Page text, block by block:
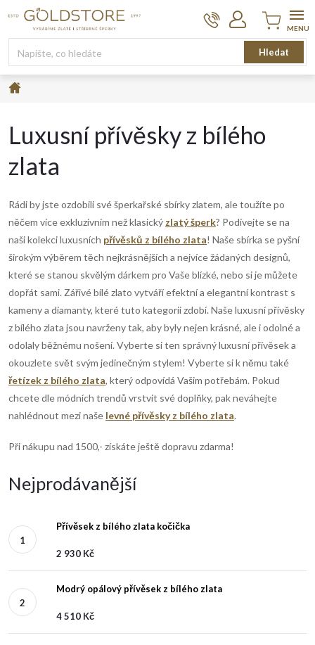
Hledat
Nákupní
košík
Luxusní přívěsky z bílého
zlata
Rádi by jste ozdobili své šperkařské sbírky zlatem, ale toužíte po
něčem více exkluzivním než klasický zlatý šperk? Podívejte se na
naši kolekci luxusních přívěsků z bílého zlata! Naše sbírka se pyšní
širokým výběrem těch nejkrásnějších a nejvíce žádaných designů,
které se stanou skvělým dárkem pro Vaše blízké, nebo si je můžete
dopřát sami. Zářivé bílé zlato vytváří efektní a elegantní kontrast s
kameny a diamanty, které tuto kategorii zdobí. Naše luxusní přívěsky
z bílého zlata jsou navrženy tak, aby byly nejen krásné, ale i odolné a
odolaly běžnému nošení. Vyberte si ten správný luxusní přívěsek a
okouzlete svět svým jedinečným stylem! Vyberte si k němu také
řetízek z bílého zlata, který odpovídá Vašim potřebám. Pokud
chcete dle módních trendů vrstvit své doplňky, pak neváhejte
nahlédnout mezi naše levné přívěsky z bílého zlata.
Při nákupu nad 1500,- získáte ještě dopravu zdarma!
Nejprodávanější
Přívěsek z bílého zlata kočička
2 930 Kč
Modrý opálový přívěsek z bílého zlata
4 510 Kč